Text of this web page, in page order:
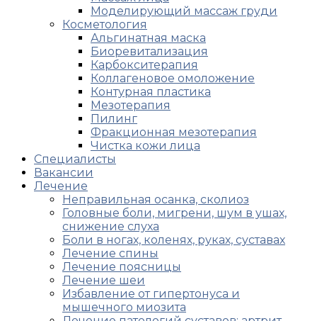
Моделирующий массаж груди
Косметология
Альгинатная маска
Биоревитализация
Карбокситерапия
Коллагеновое омоложение
Контурная пластика
Мезотерапия
Пилинг
Фракционная мезотерапия
Чистка кожи лица
Специалисты
Вакансии
Лечение
Неправильная осанка, сколиоз
Головные боли, мигрени, шум в ушах,
снижение слуха
Боли в ногах, коленях, руках, суставах
Лечение спины
Лечение поясницы
Лечение шеи
Избавление от гипертонуса и
мышечного миозита